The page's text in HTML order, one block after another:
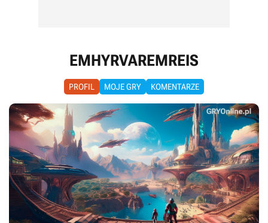
EMHYRVAREMREIS
PROFIL MOJE GRY KOMENTARZE